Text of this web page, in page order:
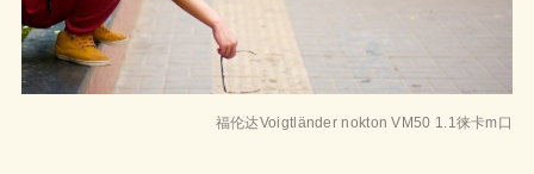
福伦达Voigtländer nokton VM50 1.1徕卡m口